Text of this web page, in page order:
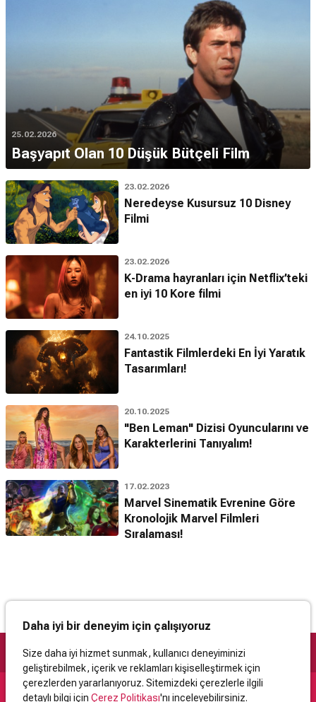
25.02.2026
Başyapıt Olan 10 Düşük Bütçeli Film
23.02.2026
Neredeyse Kusursuz 10 Disney
Filmi
23.02.2026
K-Drama hayranları için Netflix’teki
en iyi 10 Kore filmi
24.10.2025
Fantastik Filmlerdeki En İyi Yaratık
Tasarımları!
20.10.2025
"Ben Leman" Dizisi Oyuncularını ve
Karakterlerini Tanıyalım!
17.02.2023
Marvel Sinematik Evrenine Göre
Kronolojik Marvel Filmleri
Sıralaması!
Daha iyi bir deneyim için çalışıyoruz
Size daha iyi hizmet sunmak, kullanıcı deneyiminizi
geliştirebilmek, içerik ve reklamları kişiselleştirmek için
çerezlerden yararlanıyoruz. Sitemizdeki çerezlerle ilgili
detaylı bilgi için Çerez Politikası'nı inceleyebilirsiniz.